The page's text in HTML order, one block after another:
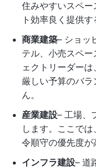
住みやすいスペー
ト効率良く提供す
商業建築– ショッ
テル、小売スペ
ェクトリーダー
厳しい予算のバ
ん。
産業建設– 工場、
します。ここで
令順守の優先度が
インフラ建設– 道